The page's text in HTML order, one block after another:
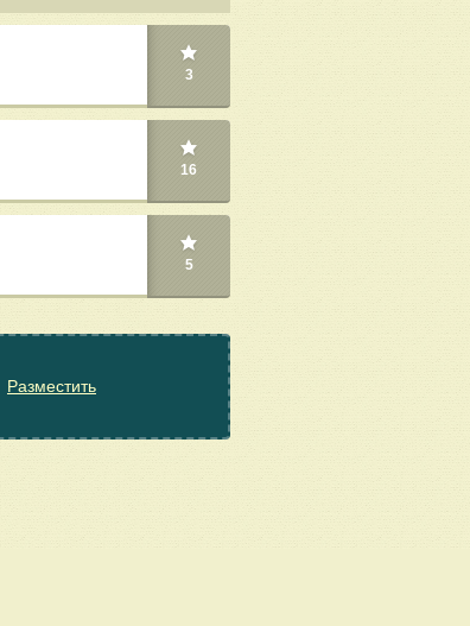
3
16
5
Разместить